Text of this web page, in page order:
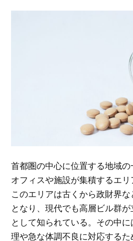
首都圏の中心に位置する地域
オフィスや施設が集積するエリ
このエリアは古くから政財界
となり、現代でも高層ビル群
として知られている。その中
理や急な体調不良に対応する